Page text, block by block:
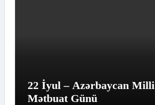
22 İyul – Azərbaycan Milli
Mətbuat Günü